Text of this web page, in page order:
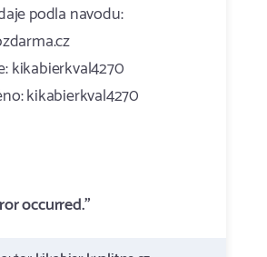
podla navodu:
kikabierkval4270
kikabierkval4270
occurred."